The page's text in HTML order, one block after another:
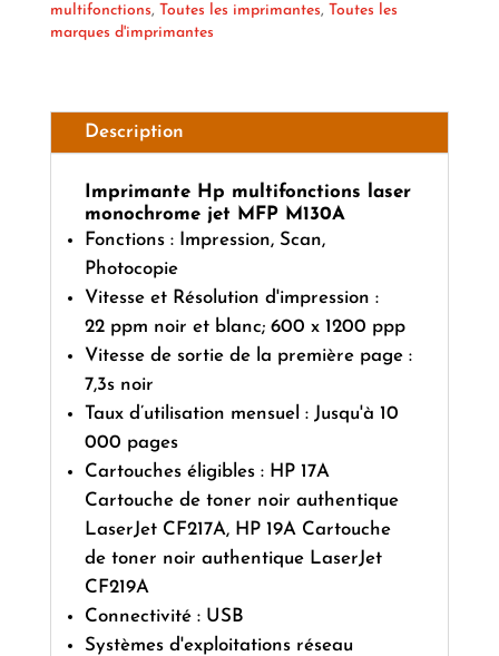
multifonctions, Toutes les imprimantes, Toutes les
marques d'imprimantes
Description
Imprimante Hp multifonctions laser
monochrome jet MFP M130A
Fonctions : Impression, Scan,
Photocopie
Vitesse et Résolution d'impression :
22 ppm noir et blanc; 600 x 1200 ppp
Vitesse de sortie de la première page :
7,3s noir
Taux d’utilisation mensuel : Jusqu'à 10
000 pages
Cartouches éligibles : HP 17A
Cartouche de toner noir authentique
LaserJet CF217A, HP 19A Cartouche
de toner noir authentique LaserJet
CF219A
Connectivité : USB
Systèmes d'exploitations réseau